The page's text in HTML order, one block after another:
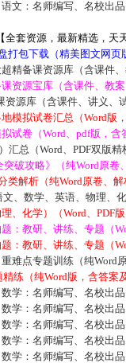
文：名师编写、名校出品
全套资源，最新精选，天
打包下载（精美图文网页
精备课资源库（含课件、
资源宝库（含课件、教案
源库（含课件、讲义、
模拟试卷汇总（Word版，
试卷（Word、pdf版，含
汇总（Word、PDF双版精
破攻略》（纯Word原卷
类解析（纯Word原卷、解
、数学、英语、物理、化
、化学）（Word、PDF版
：教研、讲练、专题（
：教研、讲练、专题（
难点专题训练（纯Word原
练（纯Word版，含答案
学：名师编写、名校出品
学：名师编写、名校出品
学：名师编写、名校出品
学：名师编写、名校出品
学：名师编写、名校出品